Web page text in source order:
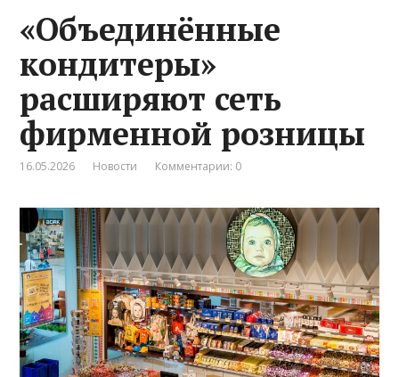
«Объединённые
кондитеры»
расширяют сеть
фирменной розницы
16.05.2026 Новости Комментарии: 0